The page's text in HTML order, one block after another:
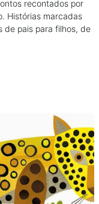
recontados por
Histórias marcadas
de pais para filhos, de